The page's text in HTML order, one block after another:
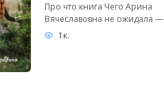
Про что книга Чего Арина
Вячеславовна не ожидала —
1к.